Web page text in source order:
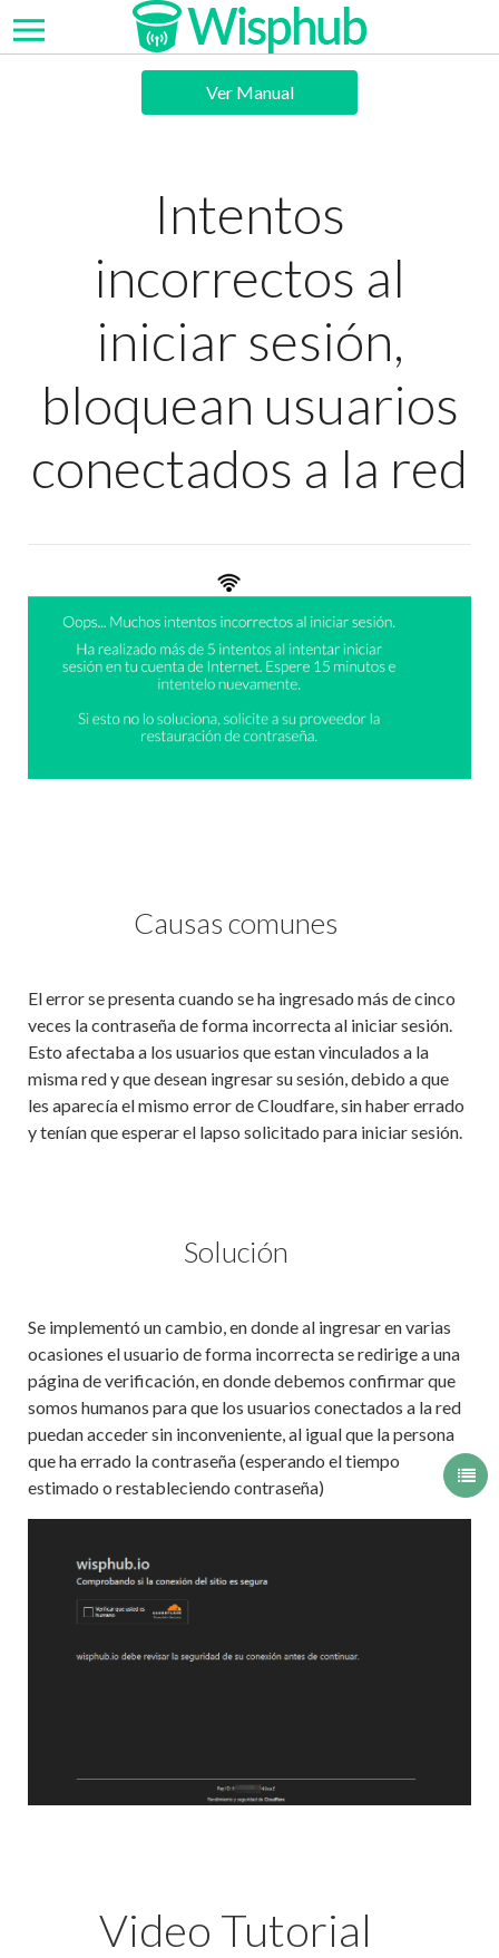
Ver Manual
Intentos
incorrectos al
iniciar sesión,
bloquean usuarios
conectados a la red
Causas comunes
El error se presenta cuando se ha ingresado más de cinco
veces la contraseña de forma incorrecta al iniciar sesión.
Esto afectaba a los usuarios que estan vinculados a la
misma red y que desean ingresar su sesión, debido a que
les aparecía el mismo error de Cloudfare, sin haber errado
y tenían que esperar el lapso solicitado para iniciar sesión.
Solución
Se implementó un cambio, en donde al ingresar en varias
ocasiones el usuario de forma incorrecta se redirige a una
página de verificación, en donde debemos confirmar que
somos humanos para que los usuarios conectados a la red
puedan acceder sin inconveniente, al igual que la persona
que ha errado la contraseña (esperando el tiempo
estimado o restableciendo contraseña)
Video Tutorial